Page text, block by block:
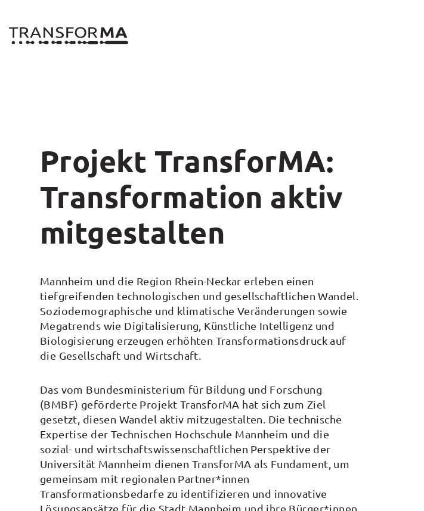
springen
Projekt TransforMA:
Transformation aktiv
mitgestalten
Mannheim und die Region Rhein-Neckar erleben einen
tiefgreifenden technologischen und gesellschaftlichen Wandel.
Soziodemographische und klimatische Veränderungen sowie
Megatrends wie Digitalisierung, Künstliche Intelligenz und
Biologisierung erzeugen erhöhten Transformationsdruck auf
die Gesellschaft und Wirtschaft.
Das vom Bundesministerium für Bildung und Forschung
(BMBF) geförderte Projekt TransforMA hat sich zum Ziel
gesetzt, diesen Wandel aktiv mitzugestalten. Die technische
Expertise der Technischen Hochschule Mannheim und die
sozial- und wirtschaftswissenschaftlichen Perspektive der
Universität Mannheim dienen TransforMA als Fundament, um
gemeinsam mit regionalen Partner*innen
Transformationsbedarfe zu identifizieren und innovative
Lösungsansätze für die Stadt Mannheim und ihre Bürger*innen